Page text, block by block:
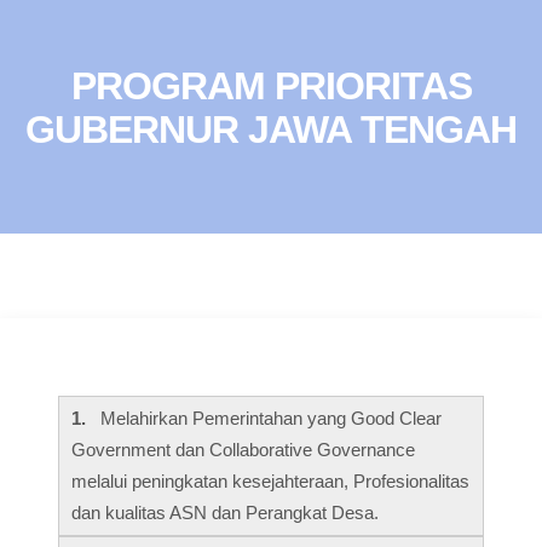
PROGRAM PRIORITAS
GUBERNUR JAWA TENGAH
1. Melahirkan Pemerintahan yang Good Clear
Government dan Collaborative Governance
melalui peningkatan kesejahteraan, Profesionalitas
dan kualitas ASN dan Perangkat Desa.